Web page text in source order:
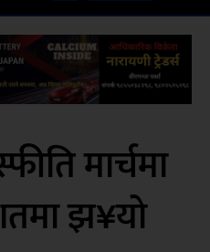
मार्चमा
झ¥यो